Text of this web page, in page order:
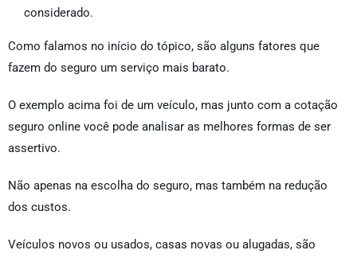
considerado.
Como falamos no início do tópico, são alguns fatores que
fazem do seguro um serviço mais barato.
O exemplo acima foi de um veículo, mas junto com a cotação
seguro online você pode analisar as melhores formas de ser
assertivo.
Não apenas na escolha do seguro, mas também na redução
dos custos.
Veículos novos ou usados, casas novas ou alugadas, são